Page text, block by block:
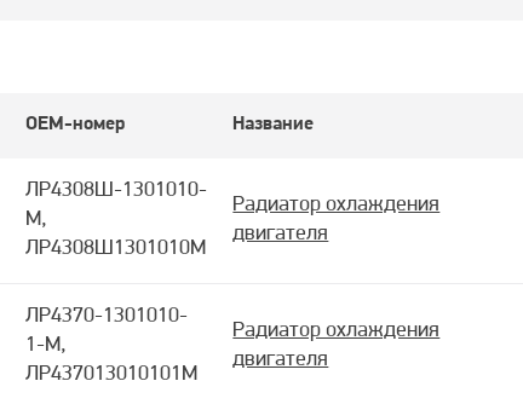
OEM-номер Название
ЛР4308Ш-1301010-
М,
ЛР4308Ш1301010М
Радиатор охлаждения
двигателя
ЛР4370-1301010-
1-М,
ЛР437013010101М
Радиатор охлаждения
двигателя